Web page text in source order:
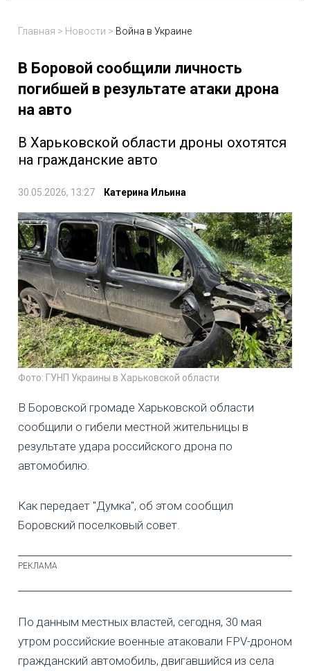
Главная > Новости > Война в Украине
В Боровой сообщили личность
погибшей в результате атаки дрона
на авто
В Харьковской области дроны охотятся
на гражданские авто
30.05.2026, 13:27 Катерина Ильина
Фото: ГУНП Украины в Харьковской области
В Боровской громаде Харьковской области
сообщили о гибели местной жительницы в
результате удара российского дрона по
автомобилю.
Как передает "Думка", об этом сообщил
Боровский поселковый совет.
По данным местных властей, сегодня, 30 мая
утром российские военные атаковали FPV-дроном
гражданский автомобиль, двигавшийся из села